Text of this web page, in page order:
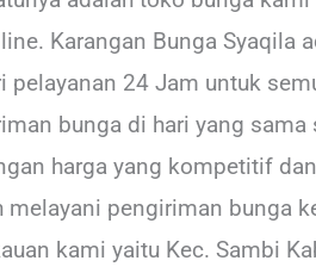
Karangan Bunga Syaqila
24 Jam untuk
bunga di hari yang
harga yang kompetitif
pengiriman bunga
kami yaitu Kec. Sambi